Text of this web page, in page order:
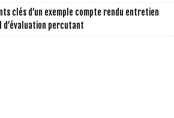
clés d’un exemple compte rendu entretien
d’évaluation percutant